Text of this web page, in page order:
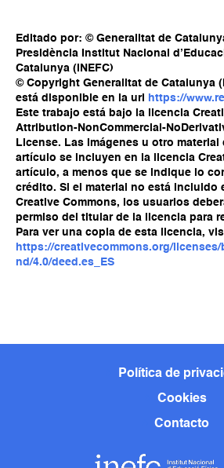
Editado por: © Generalitat de
Presidència Institut Nacional
Catalunya (INEFC)
© Copyright Generalitat de Catalunya
está disponible en la url
https://
Este trabajo está bajo la licencia
Attribution-NonCommercial-
License. Las imágenes u otro material
artículo se incluyen en la licencia
artículo, a menos que se indique lo
crédito. Si el material no está incluido
Creative Commons, los usuarios
permiso del titular de la licencia para
Para ver una copia de esta licencia,
https://creativecommons.org/licenses/
nd/4.0/deed.es_ES
Política de
Cookies
Contacto